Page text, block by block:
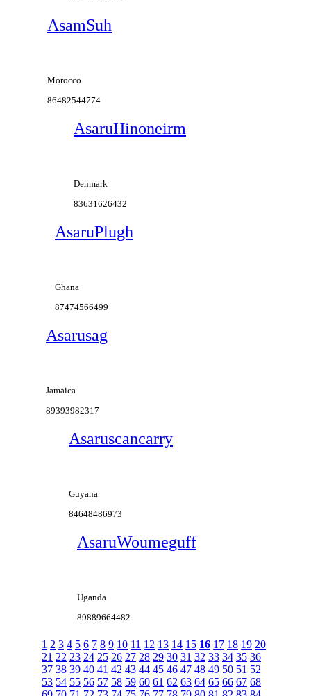
AsamSuh
Morocco
86482544774
AsaruHinoneirm
Denmark
83631626432
AsaruPlugh
Ghana
87474566499
Asarusag
Jamaica
89393982317
Asaruscancarry
Guyana
84648486973
AsaruWoumeguff
Uganda
89889664482
1 2 3 4 5 6 7 8 9 10 11 12 13 14 15 16 17 18 19 20
21 22 23 24 25 26 27 28 29 30 31 32 33 34 35 36
37 38 39 40 41 42 43 44 45 46 47 48 49 50 51 52
53 54 55 56 57 58 59 60 61 62 63 64 65 66 67 68